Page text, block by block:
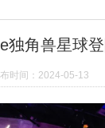
独角兽星球
时间：2024-05-13